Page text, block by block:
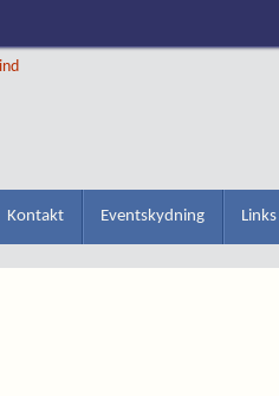
Kontakt Eventskydning Links